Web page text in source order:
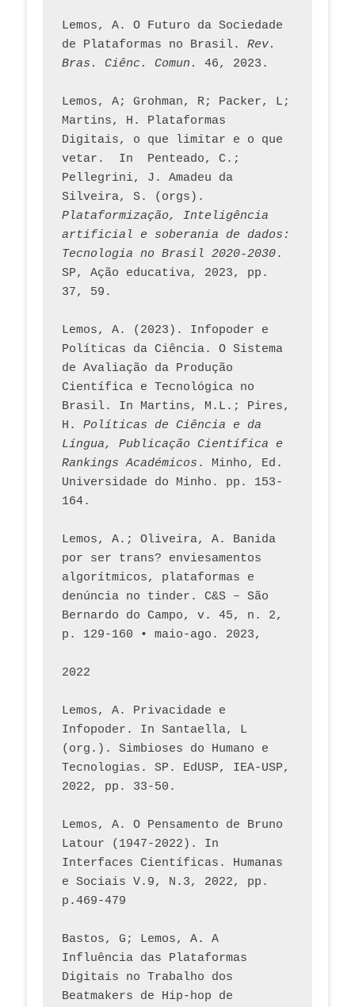
Lemos, A. O Futuro da Sociedade
de Plataformas no Brasil. Rev.
Bras. Ciênc. Comun.
Lemos, A; Grohman, R; Packer, L;
Martins, H. Plataformas
Digitais, o que limitar e o que
vetar.  In  Penteado, C.;
Pellegrini, J. Amadeu da
Plataformização, Inteligência
artificial e soberania de dados:
Tecnologia no Brasil 2020-2030.
SP, Ação educativa, 2023, pp.
37, 59.
Lemos, A. (2023). Infopoder e
Políticas da Ciência. O Sistema
de Avaliação da Produção
Científica e Tecnológica no
Brasil. In Martins, M.L.; Pires,
H. Políticas de Ciência e da
Língua, Publicação Científica e
Rankings Académicos . Minho, Ed.
Universidade do Minho. pp. 153-
164.
Lemos, A.; Oliveira, A. Banida
por ser trans? enviesamentos
algorítmicos, plataformas e
denúncia no tinder. C&S – São
Bernardo do Campo, v. 45, n. 2,
p. 129-160 • maio-ago. 2023,
2022
Lemos, A. Privacidade e
Infopoder. In Santaella, L
(org.). Simbioses do Humano e
Tecnologias. SP. EdUSP, IEA-USP,
2022, pp. 33-50.
Lemos, A. O Pensamento de Bruno
Latour (1947-2022). In
Interfaces Científicas. Humanas
e Sociais V.9, N.3, 2022, pp.
p.469-479
Bastos, G; Lemos, A. A
Influência das Plataformas
Digitais no Trabalho dos
Beatmakers de Hip-hop de